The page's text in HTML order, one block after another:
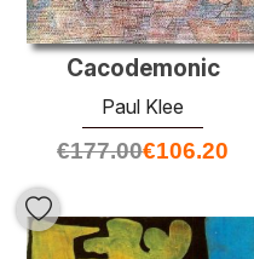
Cacodemonic
Paul Klee
€177.00€106.20